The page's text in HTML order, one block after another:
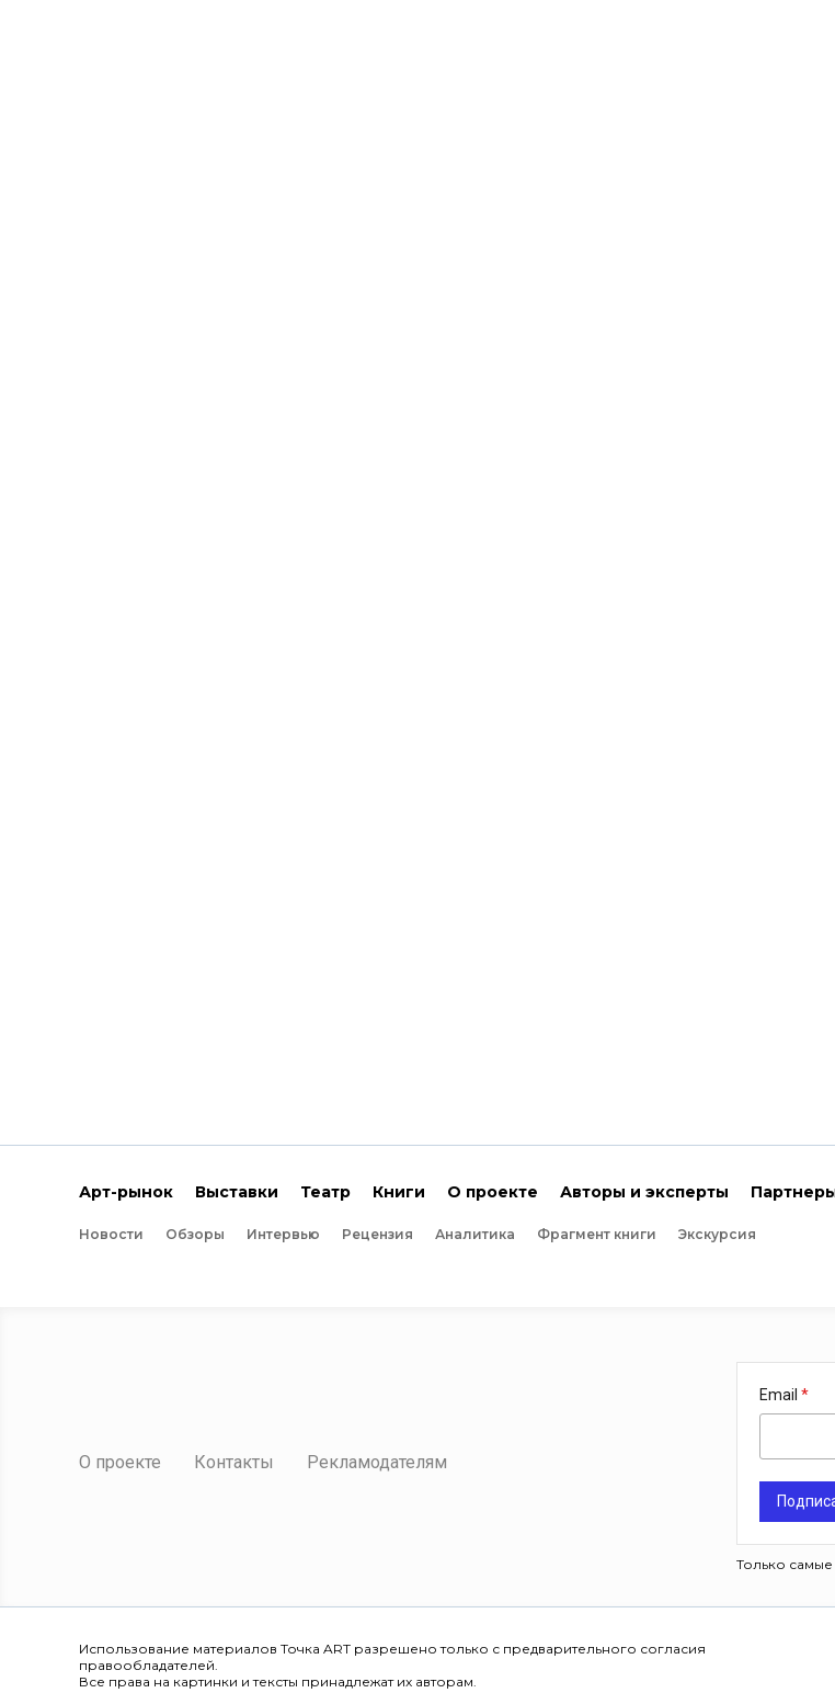
Арт-рынок Выставки Театр Книги О проекте Авторы и эксперты
Новости Обзоры Интервью Рецензия Аналитика Фрагмент книги Экскурсия
О проекте Контакты Рекламодателям
Email
Только
Использование материалов Точка ART разрешено только с предварительного согласия
правообладателей.
Все права на картинки и тексты принадлежат их авторам.